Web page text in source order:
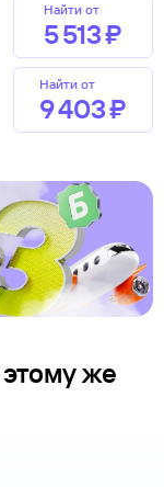
Найти от
5 ⁠513 ⁠₽
Найти от
9 ⁠403 ⁠₽
же